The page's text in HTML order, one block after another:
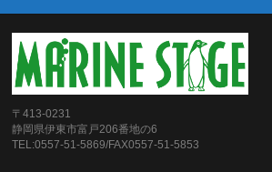
〒413-0231
静岡県伊東市富戸206番地の6
TEL:0557-51-5869/FAX0557-51-5853